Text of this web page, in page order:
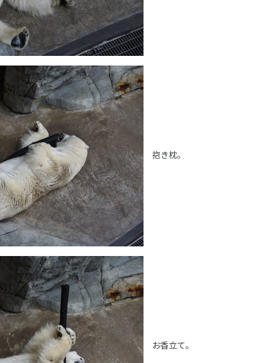
抱き枕。
お香立て。